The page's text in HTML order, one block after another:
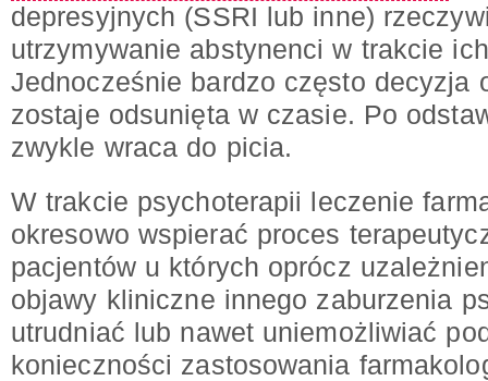
depresyjnych (SSRI lub inne)
utrzymywanie abstynenci w trakcie
Jednocześnie bardzo często decyzja
zostaje odsunięta w czasie. Po
zwykle wraca do picia.
W trakcie psychoterapii leczenie
okresowo wspierać proces
pacjentów u których oprócz
objawy kliniczne innego zaburzenia
utrudniać lub nawet uniemożliwiać
konieczności zastosowania